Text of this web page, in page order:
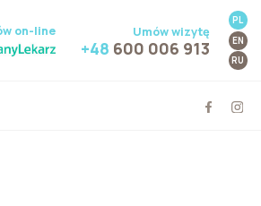
on-line Umów wizytę
+48 600 006 913
PL
EN
RU